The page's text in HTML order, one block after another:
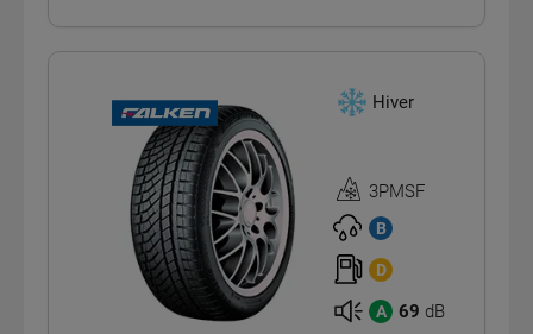
Hiver
Homologation
3PMSF
3PMSF
B
D
A 69 dB